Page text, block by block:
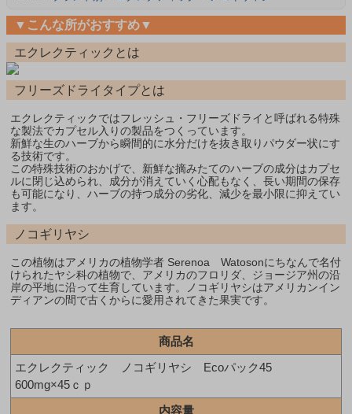
▼こんな所がおすすめ▼
エクレクティックとは
フリーズドライタイプとは
エクレクティックではフレッシュ・フリーズドライと呼ばれる特殊
な製法でカプセル入りの製品をつくっています。
新鮮な生のハーブから瞬間的に水分だけを抜き取りパウダー状にす
る技術です。
この特殊技術のおかげで、新鮮な摘みたてのハーブの成分はカプセ
ルに閉じ込められ、成分が消えていく心配もなく、長い期間の保存
も可能になり、ハーブの持つ成分の劣化、減少を最小限に抑えてい
ます。
ノコギリヤシ
この植物はアメリカの植物学者 Serenoa Watosonにちなんで名付
けられたヤシ科の植物で、アメリカのフロリダ、ジョージア州の沿
岸の平地に沿って生育しています。ノコギリヤシはアメリカンイン
ディアンの間で古くからに愛用されてきた果実です。
商品名
エクレクティック ノコギリヤシ Ecoパック45
600mg×45ｃｐ
内容量